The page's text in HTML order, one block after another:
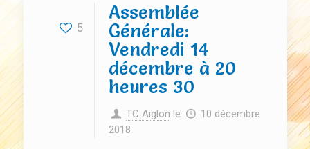
5
Assemblée
Générale:
Vendredi 14
décembre à 20
heures 30
TC Aiglon le
10 décembre
2018